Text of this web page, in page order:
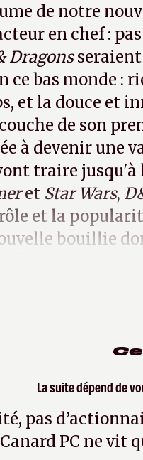
de notre
en chef :
Dragons
ce bas monde :
et la douce et
de son
à devenir une
traire jusqu'à
et Star Wars,
et la
bouillie
La suite dépend de
pas
PC ne vit